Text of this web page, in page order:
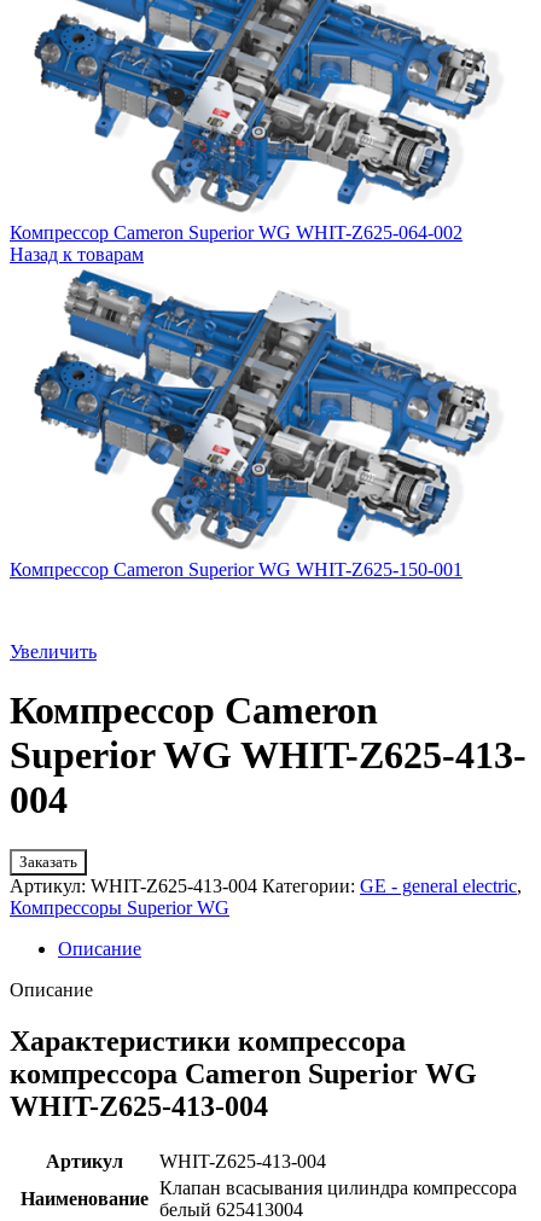
Компрессор Cameron Superior WG WHIT-Z625-064-002
Назад к товарам
Компрессор Cameron Superior WG WHIT-Z625-150-001
Увеличить
Компрессор Cameron
Superior WG WHIT-Z625-413-
004
Заказать
Артикул: WHIT-Z625-413-004 Категории: GE - general electric,
Компрессоры Superior WG
Описание
Описание
Характеристики компрессора
компрессора Cameron Superior WG
WHIT-Z625-413-004
Артикул
WHIT-Z625-413-004
Наименование
Клапан всасывания цилиндра компрессора
белый 625413004